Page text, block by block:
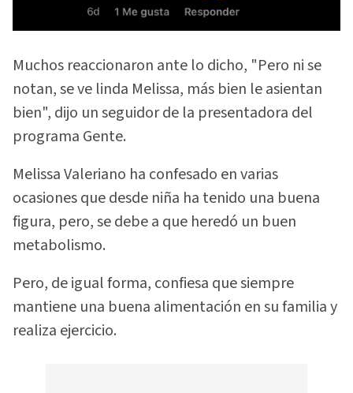
Muchos reaccionaron ante lo dicho, "Pero ni se
notan, se ve linda Melissa, más bien le asientan
bien", dijo un seguidor de la presentadora del
programa Gente.
Melissa Valeriano ha confesado en varias
ocasiones que desde niña ha tenido una buena
figura, pero, se debe a que heredó un buen
metabolismo.
Pero, de igual forma, confiesa que siempre
mantiene una buena alimentación en su familia y
realiza ejercicio.